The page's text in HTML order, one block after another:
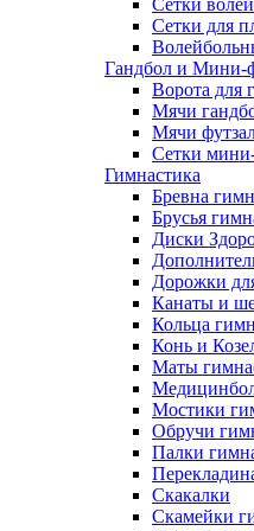
Сетки
Сетки для
Гандбол и Мини-
Ворота для
Мячи
Мячи
Сетки
Гимнастика
Бревна
Брусья
Диски
Дорожки
Канаты и
Кольца
Конь и
Маты
Мостики
Обручи
Палки
Скакалки
Скамейки